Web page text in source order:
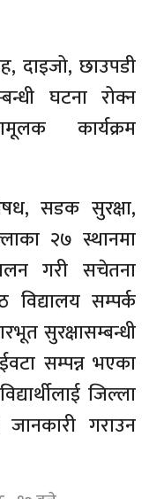
दाइजो, छाउपडी
घटना रोक्न
कार्यक्रम
सडक सुरक्षा,
२७ स्थानमा
गरी सचेतना
सम्पर्क
सुरक्षासम्बन्धी
सम्पन्न भएका
जिल्ला
जानकारी गराउन